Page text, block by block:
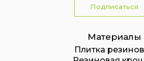
Подписаться
Материалы
Плитка